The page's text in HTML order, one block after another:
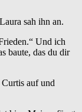
sah ihn an.
Und ich
baute, das du dir
auf und